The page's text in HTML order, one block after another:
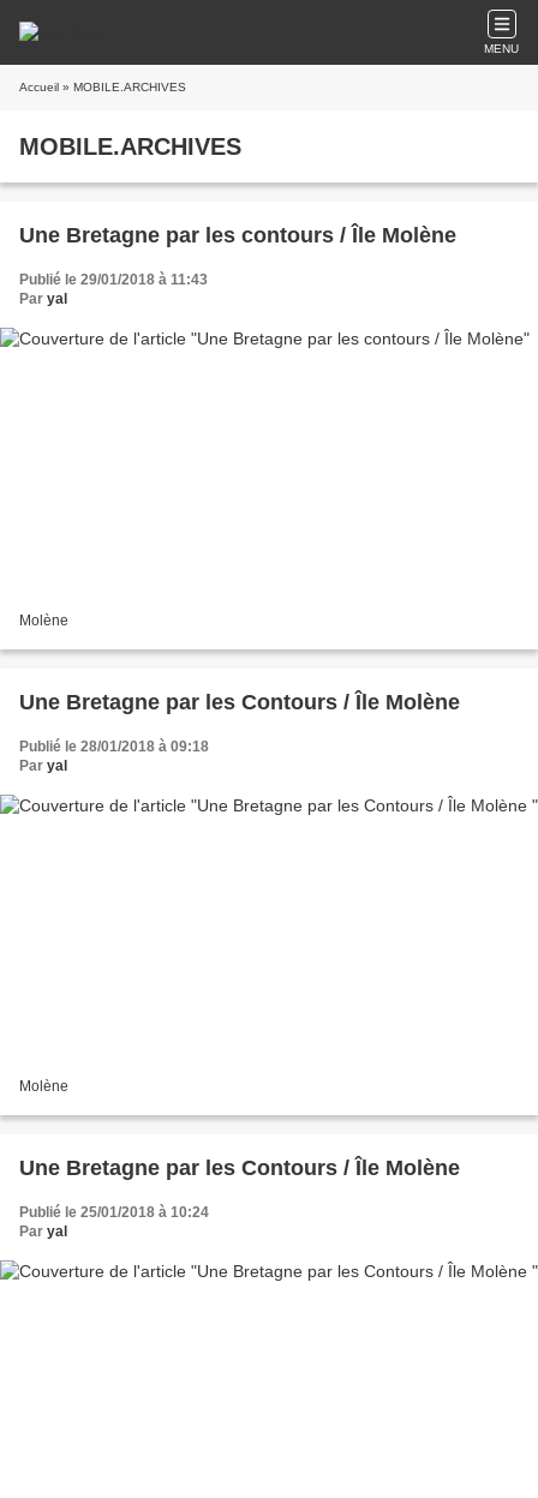
MENU
Accueil » MOBILE.ARCHIVES
MOBILE.ARCHIVES
Une Bretagne par les contours / Île Molène
Publié le 29/01/2018 à 11:43
Par yal
Molène
Une Bretagne par les Contours / Île Molène
Publié le 28/01/2018 à 09:18
Par yal
Molène
Une Bretagne par les Contours / Île Molène
Publié le 25/01/2018 à 10:24
Par yal